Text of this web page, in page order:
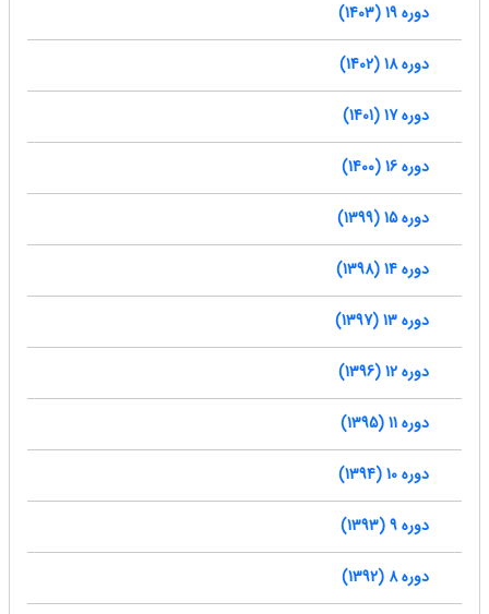
دوره 19 (1403)
دوره 18 (1402)
دوره 17 (1401)
دوره 16 (1400)
دوره 15 (1399)
دوره 14 (1398)
دوره 13 (1397)
دوره 12 (1396)
دوره 11 (1395)
دوره 10 (1394)
دوره 9 (1393)
دوره 8 (1392)